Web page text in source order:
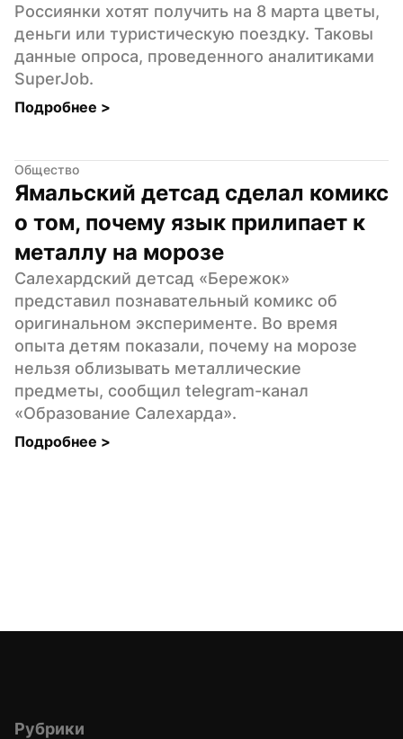
Россиянки хотят получить на 8 марта цветы,
деньги или туристическую поездку. Таковы
данные опроса, проведенного аналитиками
SuperJob.
Подробнее >
Общество
Ямальский детсад сделал комикс
о том, почему язык прилипает к
металлу на морозе
Салехардский детсад «Бережок»
представил познавательный комикс об
оригинальном эксперименте. Во время
опыта детям показали, почему на морозе
нельзя облизывать металлические
предметы, сообщил telegram-канал
«Образование Салехарда».
Подробнее >
Рубрики